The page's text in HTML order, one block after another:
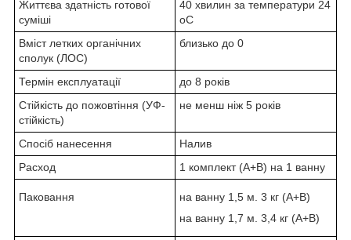
Життєва здатність готової
суміші
40 хвилин за температури 24
oC
Вміст летких органічних
сполук (ЛОС)
близько до 0
Термін експлуатації
до 8 років
Стійкість до пожовтіння (УФ-
стійкість)
не менш ніж 5 років
Спосіб нанесення
Налив
Расход
1 комплект (А+B) на 1 ванну
Паковання
на ванну 1,5 м. 3 кг (А+B)
на ванну 1,7 м. 3,4 кг (A+B)